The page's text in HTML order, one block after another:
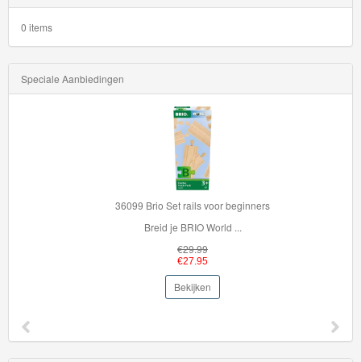
Hatchbacks
HW
Haulers
Mega
Bite
0 items
Speciale Aanbiedingen
36099 Brio Set rails voor beginners
Breid je BRIO World ...
€29.99
€27.95
Bekijken